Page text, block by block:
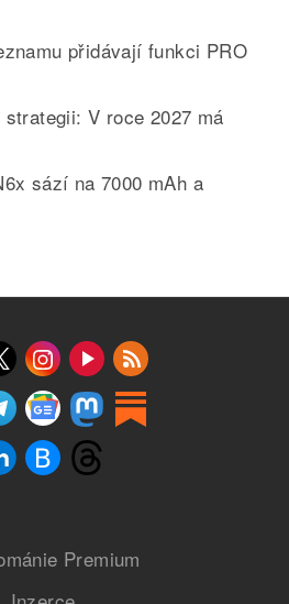
přidávají funkci PRO
V roce 2027 má
sází na 7000 mAh a
Premium